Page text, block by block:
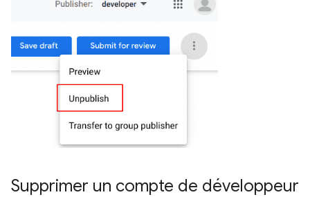
Supprimer un compte de développeur